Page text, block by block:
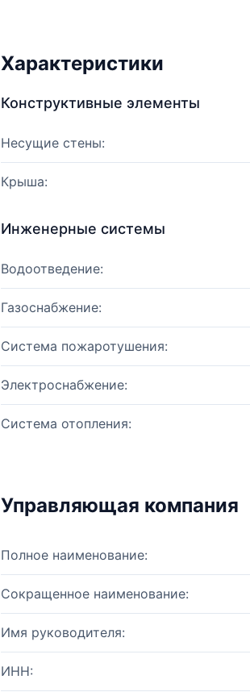
Характеристики
Конструктивные элементы
Несущие стены:
Крыша:
Инженерные системы
Водоотведение:
Газоснабжение:
Система пожаротушения:
Электроснабжение:
Система отопления:
Управляющая компания
Полное наименование:
Сокращенное наименование:
Имя руководителя:
ИНН: